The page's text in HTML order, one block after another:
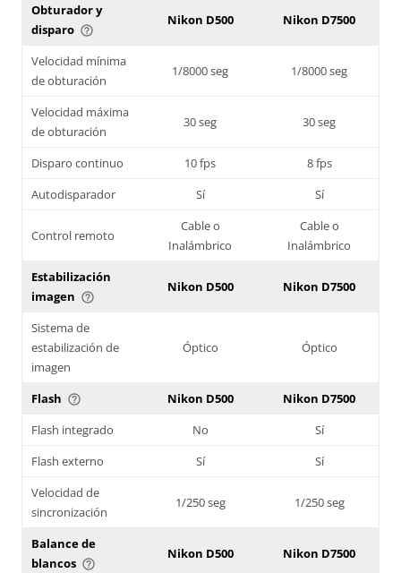
Obturador y
disparo help_outline
Nikon D500 Nikon D7500
Velocidad mínima
de obturación
1/8000 seg 1/8000 seg
Velocidad máxima
de obturación
30 seg 30 seg
Disparo continuo 10 fps
8 fps
Autodisparador
Sí Sí
Control remoto
Cable o
Inalámbrico
Cable o
Inalámbrico
Estabilización
imagen help_outline
Nikon D500 Nikon D7500
Sistema de
estabilización de
imagen
Óptico Óptico
Flash help_outline Nikon D500
Nikon D7500
Flash integrado
No
Sí
Flash externo
Sí
Sí
Velocidad de
sincronización
1/250 seg 1/250 seg
Balance de
blancos help_outline
Nikon D500 Nikon D7500